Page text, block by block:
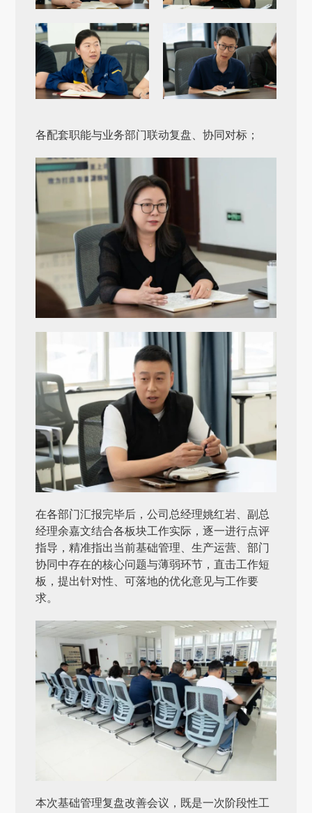
各配套职能与业务部门联动复盘、协同对标；
在各部门汇报完毕后，公司总经理姚红岩、副总
经理余嘉文结合各板块工作实际，逐一进行点评
指导，精准指出当前基础管理、生产运营、部门
协同中存在的核心问题与薄弱环节，直击工作短
板，提出针对性、可落地的优化意见与工作要
求。
本次基础管理复盘改善会议，既是一次阶段性工